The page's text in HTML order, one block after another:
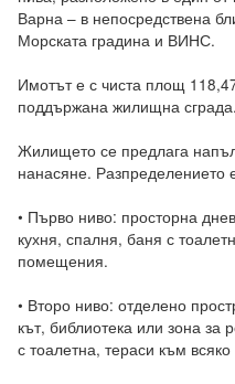
Варна – в непосредствена
Морската градина и ВИНС.
Имотът е с чиста площ
поддържана жилищна сграда.
Жилището се предлага
нанасяне. Разпределението
• Първо ниво: просторна
кухня, спалня, баня с
помещения.
• Второ ниво: отделено
кът, библиотека или зона за
с тоалетна, тераси към